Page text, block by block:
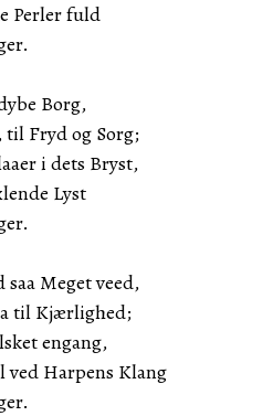
Perler fuld
Borg,
til Fryd og Sorg;
i dets Bryst,
Lyst
Meget veed,
til Kjærlighed;
engang,
ved Harpens Klang